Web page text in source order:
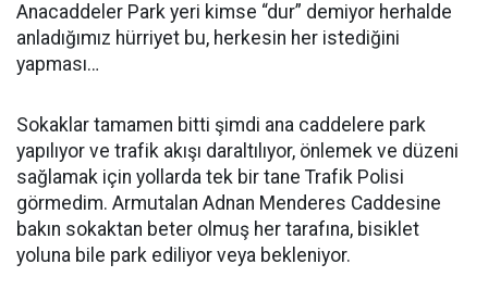
Anacaddeler Park yeri kimse “dur” demiyor herhalde
anladığımız hürriyet bu, herkesin her istediğini
yapması…
Sokaklar tamamen bitti şimdi ana caddelere park
yapılıyor ve trafik akışı daraltılıyor, önlemek ve düzeni
sağlamak için yollarda tek bir tane Trafik Polisi
görmedim. Armutalan Adnan Menderes Caddesine
bakın sokaktan beter olmuş her tarafına, bisiklet
yoluna bile park ediliyor veya bekleniyor.